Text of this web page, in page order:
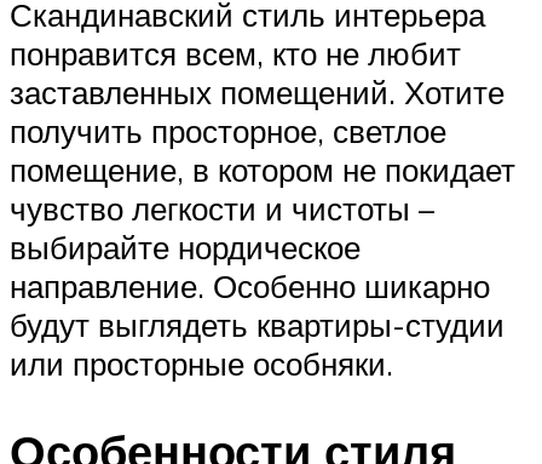
Скандинавский стиль интерьера
понравится всем, кто не любит
заставленных помещений. Хотите
получить просторное, светлое
помещение, в котором не покидает
чувство легкости и чистоты –
выбирайте нордическое
направление. Особенно шикарно
будут выглядеть квартиры-студии
или просторные особняки.
Особенности стиля